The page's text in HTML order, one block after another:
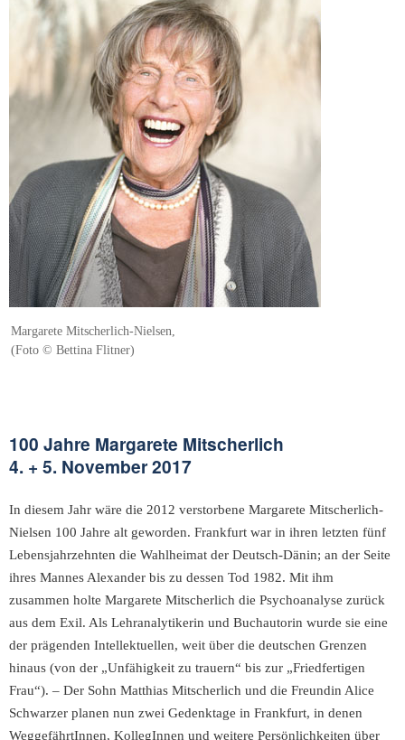
Margarete Mitscherlich-Nielsen,
(Foto © Bettina Flitner)
100 Jahre Margarete Mitscherlich
4. + 5. November 2017
In diesem Jahr wäre die 2012 verstorbene Margarete Mitscherlich-
Nielsen 100 Jahre alt geworden. Frankfurt war in ihren letzten fünf
Lebensjahrzehnten die Wahlheimat der Deutsch-Dänin; an der Seite
ihres Mannes Alexander bis zu dessen Tod 1982. Mit ihm
zusammen holte Margarete Mitscherlich die Psychoanalyse zurück
aus dem Exil. Als Lehranalytikerin und Buchautorin wurde sie eine
der prägenden Intellektuellen, weit über die deutschen Grenzen
hinaus (von der „Unfähigkeit zu trauern“ bis zur „Friedfertigen
Frau“). – Der Sohn Matthias Mitscherlich und die Freundin Alice
Schwarzer planen nun zwei Gedenktage in Frankfurt, in denen
WeggefährtInnen, KollegInnen und weitere Persönlichkeiten über